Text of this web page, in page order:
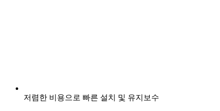
저렴한 비용으로 빠른 설치 및 유지보수